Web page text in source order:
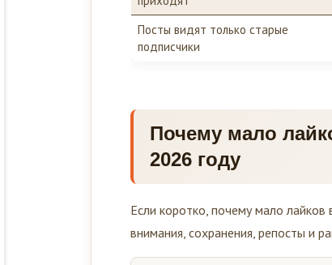
Посты видят только старые
подписчики
Почему мало
2026 году
Если коротко, почему мало лайков
внимания, сохранения, репосты и